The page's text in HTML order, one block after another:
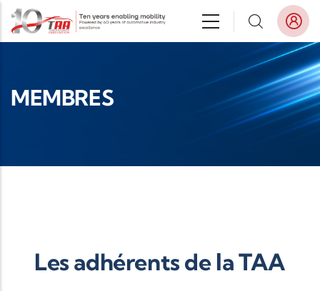
Aller au contenu principal
MEMBRES
Les adhérents de la TAA